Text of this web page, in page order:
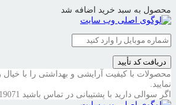
محصول به سبد خرید اضافه شد
دریافت کد تأیید
محصولات با کیفیت آرایشی و بهداشتی را با
نمایید.
اگر سوالی دارید با پشتیبانی در تماس باشید